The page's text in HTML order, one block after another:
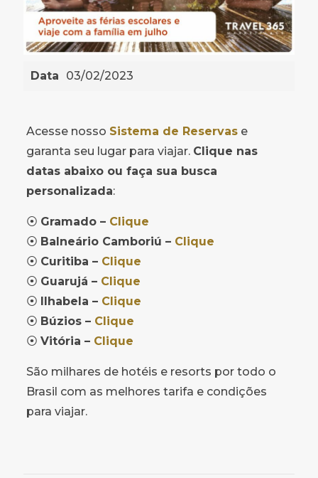
Data 03/02/2023
Acesse nosso Sistema de Reservase
garanta seu lugar para viajar. Clique nas
datas abaixo ou faça sua busca
personalizada:
⦿ Gramado – Clique
⦿ Balneário Camboriú – Clique
⦿ Curitiba – Clique
⦿ Guarujá – Clique
⦿ Ilhabela – Clique
⦿ Búzios – Clique
⦿ Vitória – Clique
São milhares de hotéis e resorts por todo o
Brasil com as melhores tarifa e condições
para viajar.